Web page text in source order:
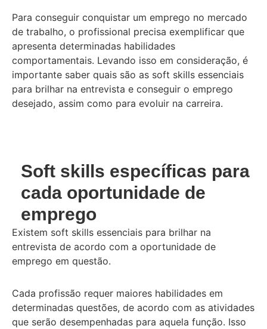
Para conseguir conquistar um emprego no mercado
de trabalho, o profissional precisa exemplificar que
apresenta determinadas habilidades
comportamentais. Levando isso em consideração, é
importante saber quais são as soft skills essenciais
para brilhar na entrevista e conseguir o emprego
desejado, assim como para evoluir na carreira.
Soft skills específicas para
cada oportunidade de
emprego
Existem soft skills essenciais para brilhar na
entrevista de acordo com a oportunidade de
emprego em questão.
Cada profissão requer maiores habilidades em
determinadas questões, de acordo com as atividades
que serão desempenhadas para aquela função. Isso